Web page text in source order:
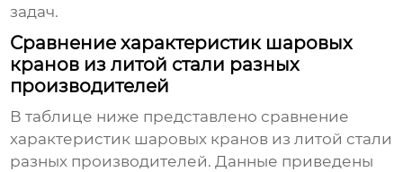
задач.
Сравнение характеристик шаровых
кранов из литой стали разных
производителей
В таблице ниже представлено сравнение
характеристик шаровых кранов из литой стали
разных производителей. Данные приведены